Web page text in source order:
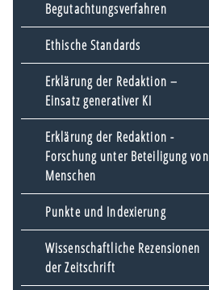
Begutachtungsverfahren
Ethische Standards
Erklärung der Redaktion –
Einsatz generativer KI
Erklärung der Redaktion -
Forschung unter Beteiligung von
Menschen
Punkte und Indexierung
Wissenschaftliche Rezensionen
der Zeitschrift